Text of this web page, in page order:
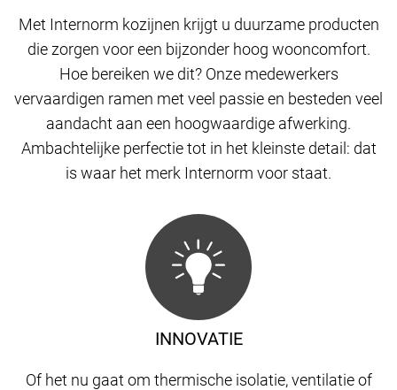
Met Internorm kozijnen krijgt u duurzame producten
die zorgen voor een bijzonder hoog wooncomfort.
Hoe bereiken we dit? Onze medewerkers
vervaardigen ramen met veel passie en besteden veel
aandacht aan een hoogwaardige afwerking.
Ambachtelijke perfectie tot in het kleinste detail: dat
is waar het merk Internorm voor staat.
INNOVATIE
Of het nu gaat om thermische isolatie, ventilatie of